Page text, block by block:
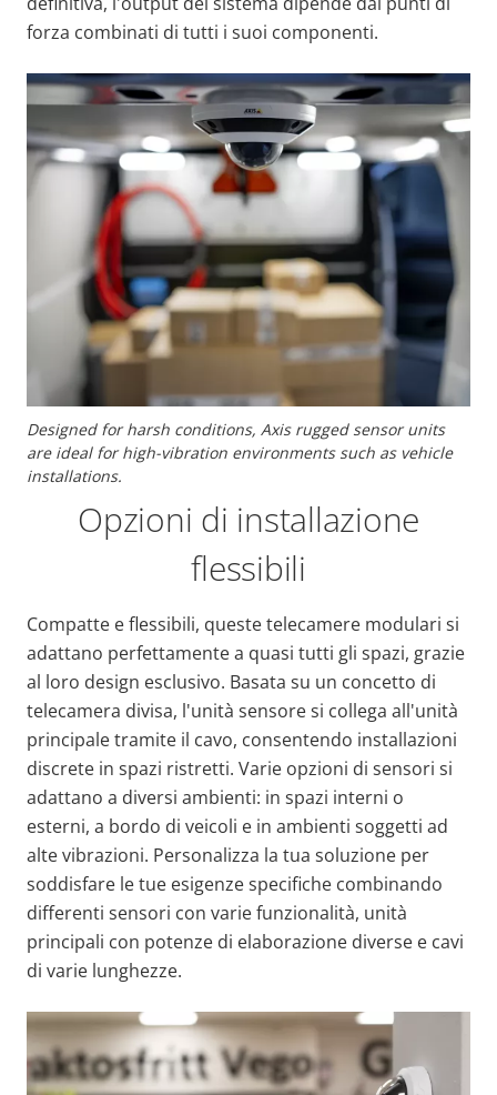
forza combinati di tutti i suoi componenti.
Designed for harsh conditions, Axis rugged sensor units
are ideal for high-vibration environments such as vehicle
installations.
Opzioni di installazione
flessibili
Compatte e flessibili, queste telecamere modulari si
adattano perfettamente a quasi tutti gli spazi, grazie
al loro design esclusivo. Basata su un concetto di
telecamera divisa, l'unità sensore si collega all'unità
principale tramite il cavo, consentendo installazioni
discrete in spazi ristretti. Varie opzioni di sensori si
adattano a diversi ambienti: in spazi interni o
esterni, a bordo di veicoli e in ambienti soggetti ad
alte vibrazioni. Personalizza la tua soluzione per
soddisfare le tue esigenze specifiche combinando
differenti sensori con varie funzionalità, unità
principali con potenze di elaborazione diverse e cavi
di varie lunghezze.